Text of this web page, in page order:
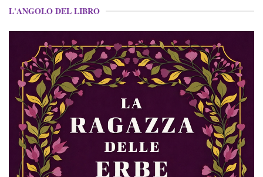
L'ANGOLO DEL LIBRO